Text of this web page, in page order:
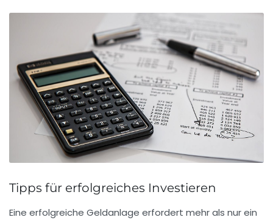
Tipps für erfolgreiches Investieren
Eine erfolgreiche Geldanlage erfordert mehr als nur ein